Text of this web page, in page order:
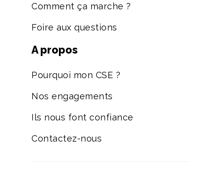
Comment ça marche ?
Foire aux questions
A propos
Pourquoi mon CSE ?
Nos engagements
Ils nous font confiance
Contactez-nous